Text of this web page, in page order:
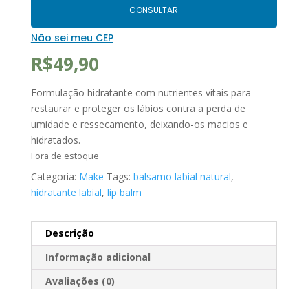
CONSULTAR
Não sei meu CEP
R$49,90
Formulação hidratante com nutrientes vitais para
restaurar e proteger os lábios contra a perda de
umidade e ressecamento, deixando-os macios e
hidratados.
Fora de estoque
Categoria: Make Tags: balsamo labial natural,
hidratante labial, lip balm
Descrição
Informação adicional
Avaliações (0)